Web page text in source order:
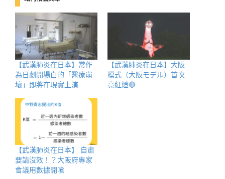
【武漢肺炎在日本】常作
為日劇開場白的「醫療崩
壞」即將在現實上演
【武漢肺炎在日本】大阪
模式（大阪モデル）首次
亮紅燈🔴
【武漢肺炎在日本】 自肅
要請沒效！？大阪府專家
會議用數據開嗆